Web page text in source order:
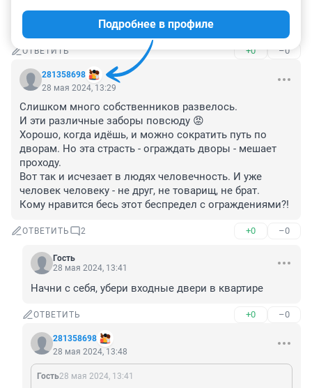
Да. Да. Все для людей.
Но не для народа!
ОТВЕТИТЬ +0 –0
281358698
Подробнее в профиле
28 мая 2024, 13:29
Слишком много собственников развелось.
И эти различные заборы повсюду 😡
Хорошо, когда идёшь, и можно сократить путь по
дворам. Но эта страсть - ограждать дворы - мешает
проходу.
Вот так и исчезает в людях человечность. И уже
человек человеку - не друг, не товарищ, не брат.
Кому нравится бесь этот беспредел с ограждениями?!
ОТВЕТИТЬ 2 +0 –0
Гость
28 мая 2024, 13:41
Начни с себя, убери входные двери в квартире
ОТВЕТИТЬ +0 –0
281358698
28 мая 2024, 13:48
Гость28 мая 2024, 13:41